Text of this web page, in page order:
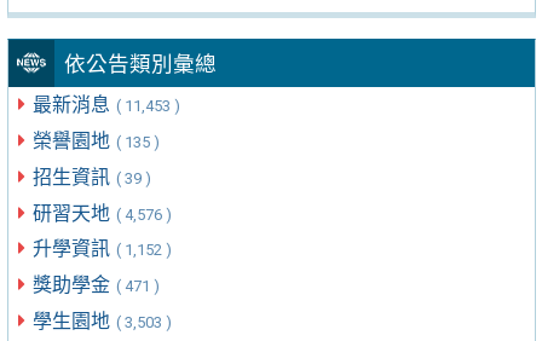
依公告類別彙總
最新消息 ( 11,453 )
榮譽園地 ( 135 )
招生資訊 ( 39 )
研習天地 ( 4,576 )
升學資訊 ( 1,152 )
獎助學金 ( 471 )
學生園地 ( 3,503 )